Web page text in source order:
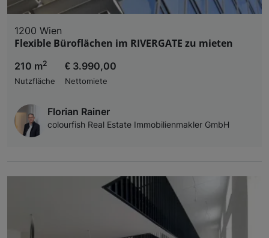
1200 Wien
Flexible Büroflächen im RIVERGATE zu mieten
210 m2
Nutzfläche
€ 3.990,00
Nettomiete
Florian Rainer
colourfish Real Estate Immobilienmakler GmbH